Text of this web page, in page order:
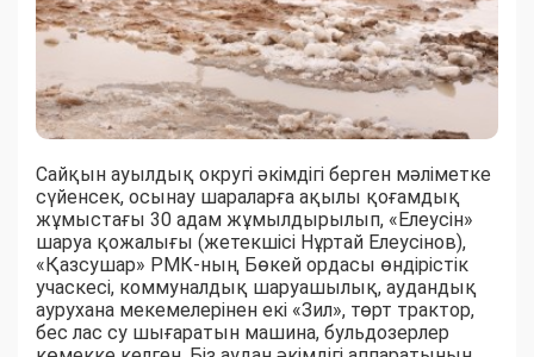
Сайқын ауылдық округі әкімдігі берген мәліметке
сүйенсек, осынау шараларға ақылы қоғамдық
жұмыстағы 30 адам жұмылдырылып, «Елеусін»
шаруа қожалығы (жетекшісі Нұртай Елеусінов),
«Қазсушар» РМК-ның Бөкей ордасы өндірістік
учаскесі, коммуналдық шаруашылық, аудандық
аурухана мекемелерінен екі «Зил», төрт трактор,
бес лас су шығаратын машина, бульдозерлер